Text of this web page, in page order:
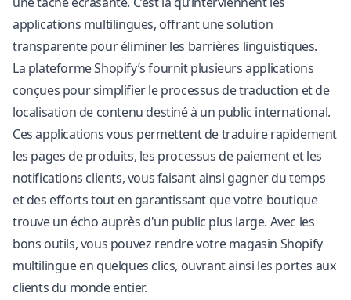
applications multilingues, offrant une solution
transparente pour éliminer les barrières linguistiques.
La plateforme Shopify’s fournit plusieurs applications
conçues pour simplifier le processus de traduction et de
localisation de contenu destiné à un public international.
Ces applications vous permettent de traduire rapidement
les pages de produits, les processus de paiement et les
notifications clients, vous faisant ainsi gagner du temps
et des efforts tout en garantissant que votre boutique
trouve un écho auprès d'un public plus large. Avec les
bons outils, vous pouvez rendre votre magasin Shopify
multilingue en quelques clics, ouvrant ainsi les portes aux
clients du monde entier.